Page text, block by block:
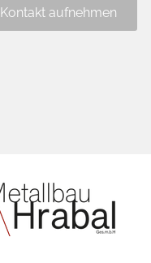
Kontakt aufnehmen